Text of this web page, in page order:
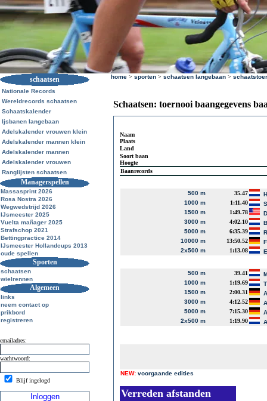
schaatsen
Nationale Records
Wereldrecords schaatsen
Schaatskalender
Ijsbanen langebaan
Adelskalender vrouwen klein
Adelskalender mannen klein
Adelskalender mannen
Adelskalender vrouwen
Ranglijsten schaatsen
Managerspellen
Massasprint 2026
Rosa Nostra 2026
Wegwedstrijd 2026
IJsmeester 2025
Vuelta mañager 2025
Strafschop 2021
Bettingpractice 2014
IJsmeester Hollandcups 2013
oude spellen
Sporten
schaatsen
wielrennen
Algemeen
links
neem contact op
prikbord
registreren
emailadres:
wachtwoord:
Blijf ingelogd
home > sporten > schaatsen langebaan >
Schaatsen: toernooi baangegevens
Naam
Plaats
Land
Soort baan
Hoogte
Baanrecords
500 m 35.47
1000 m
1:11.40
1500 m
1:49.78
3000 m
4:02.10
5000 m
6:35.39
10000 m
13:50.52
2x500 m
1:13.08
500 m 39.41
1000 m
1:19.69
1500 m
2:00.31
3000 m
4:12.52
5000 m
7:15.30
2x500 m
1:19.90
NEW: voorgaande edities
Verreden afstanden